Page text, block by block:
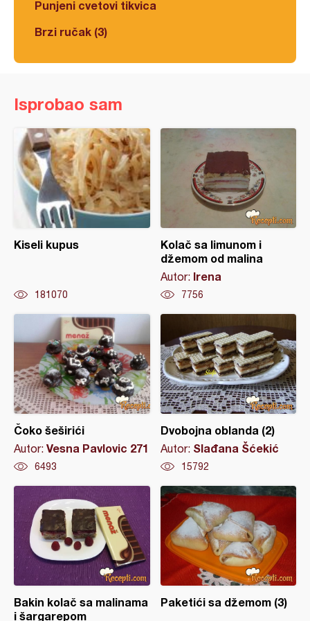
Punjeni cvetovi tikvica
Brzi ručak (3)
Isprobao sam
Kiseli kupus
181070
Kolač sa limunom i
džemom od malina
Autor: Irena
7756
Čoko šeširići
Autor: Vesna Pavlovic 271
6493
Dvobojna oblanda (2)
Autor: Slađana Šćekić
15792
Bakin kolač sa malinama
i šargarepom
Paketići sa džemom (3)